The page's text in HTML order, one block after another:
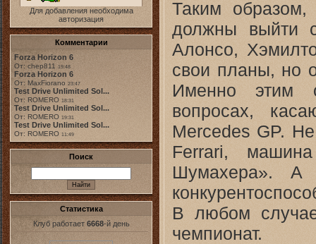
Для добавления необходима
авторизация
Комментарии
Forza Horizon 6
От: chep811 19:48
Forza Horizon 6
От: MaxFiorano 23:47
Test Drive Unlimited Sol...
От: ROMERO 18:31
Test Drive Unlimited Sol...
От: ROMERO 19:31
Test Drive Unlimited Sol...
От: ROMERO 11:49
Поиск
Статистика
Клуб работает 6668-й день
Таким
должны выйти
Алонсо,
свои планы, но
Именно этим
вопросах,
Mercedes GP.
Ferrari,
Шумахера». А
В любом
чемпионат.